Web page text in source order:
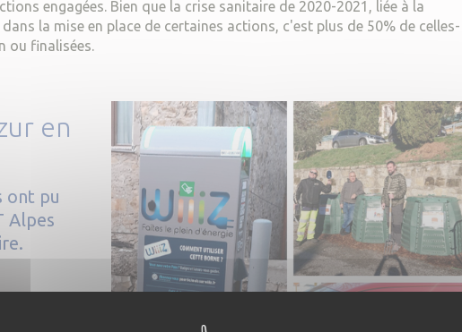
engagées. Bien que la crise sanitaire de 2020-2021, liée à la
la mise en place de certaines actions, c'est plus de 50% de celles-
ou finalisées.
en
ont pu
Alpes